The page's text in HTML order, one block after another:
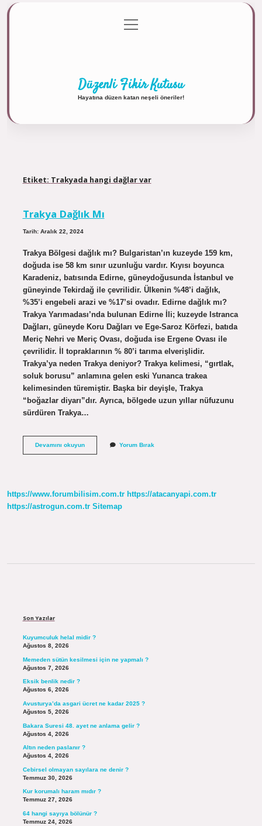
Gizlilik Politikası
menüyü
aç
Düzenli Fikir Kutusu
Hayatına düzen katan neşeli öneriler!
Etiket: Trakyada hangi dağlar var
Trakya Dağlık Mı
Tarih: Aralık 22, 2024
Trakya Bölgesi dağlık mı? Bulgaristan’ın kuzeyde 159 km,
doğuda ise 58 km sınır uzunluğu vardır. Kıyısı boyunca
Karadeniz, batısında Edirne, güneydoğusunda İstanbul ve
güneyinde Tekirdağ ile çevrilidir. Ülkenin %48’i dağlık,
%35’i engebeli arazi ve %17’si ovadır. Edirne dağlık mı?
Trakya Yarımadası’nda bulunan Edirne İli; kuzeyde Istranca
Dağları, güneyde Koru Dağları ve Ege-Saroz Körfezi, batıda
Meriç Nehri ve Meriç Ovası, doğuda ise Ergene Ovası ile
çevrilidir. İl topraklarının % 80’i tarıma elverişlidir.
Trakya’ya neden Trakya deniyor? Trakya kelimesi, “gırtlak,
soluk borusu” anlamına gelen eski Yunanca trakea
kelimesinden türemiştir. Başka bir deyişle, Trakya
“boğazlar diyarı”dır. Ayrıca, bölgede uzun yıllar nüfuzunu
sürdüren Trakya…
Devamını okuyunTrakya
Yorum Bırak
https://www.forumbilisim.com.tr https://atacanyapi.com.tr
https://astrogun.com.tr Sitemap
Son Yazılar
Kuyumculuk helal midir ?
Ağustos 8, 2026
Memeden sütün kesilmesi için ne yapmalı ?
Ağustos 7, 2026
Eksik benlik nedir ?
Ağustos 6, 2026
Avusturya’da asgari ücret ne kadar 2025 ?
Ağustos 5, 2026
Bakara Suresi 48. ayet ne anlama gelir ?
Ağustos 4, 2026
Altın neden paslanır ?
Ağustos 4, 2026
Cebirsel olmayan sayılara ne denir ?
Temmuz 30, 2026
Kur korumalı haram mıdır ?
Temmuz 27, 2026
64 hangi sayıya bölünür ?
Temmuz 24, 2026